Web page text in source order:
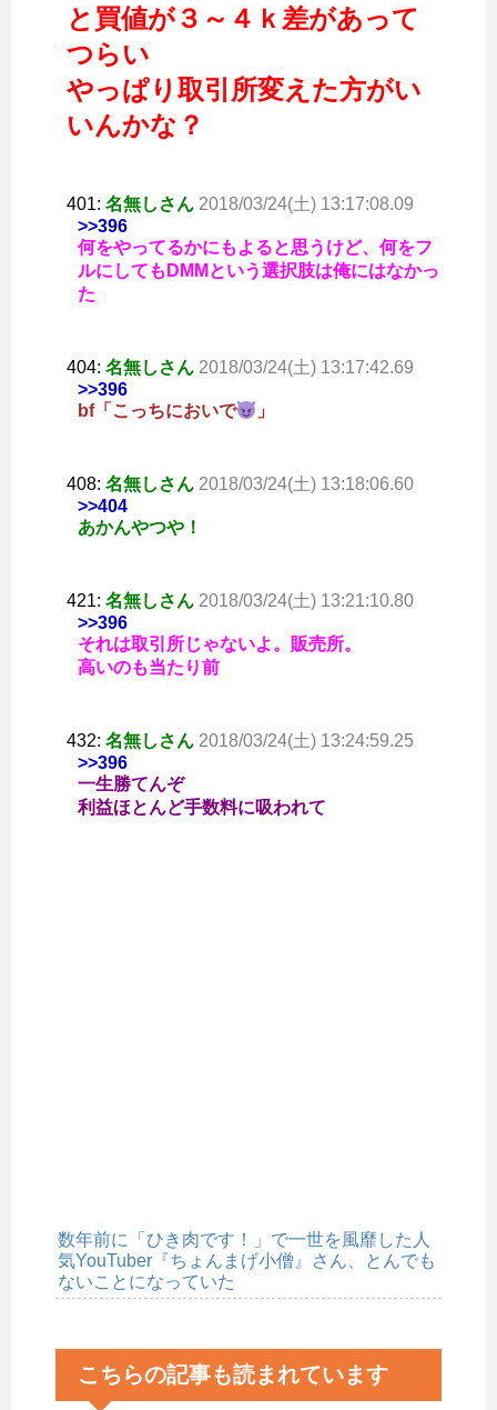
と買値が３～４ｋ差があって
つらい
やっぱり取引所変えた方がい
いんかな？
401: 名無しさん 2018/03/24(土) 13:17:08.09
>>396
何をやってるかにもよると思うけど、何をフ
ルにしてもDMMという選択肢は俺にはなかっ
た
404: 名無しさん 2018/03/24(土) 13:17:42.69
>>396
bf「こっちにおいで
」
408: 名無しさん 2018/03/24(土) 13:18:06.60
>>404
あかんやつや！
421: 名無しさん 2018/03/24(土) 13:21:10.80
>>396
それは取引所じゃないよ。販売所。
高いのも当たり前
432: 名無しさん 2018/03/24(土) 13:24:59.25
>>396
一生勝てんぞ
利益ほとんど手数料に吸われて
数年前に「ひき肉です！」で一世を風靡した人
気YouTuber『ちょんまげ小僧』さん、とんでも
ないことになっていた
こちらの記事も読まれています